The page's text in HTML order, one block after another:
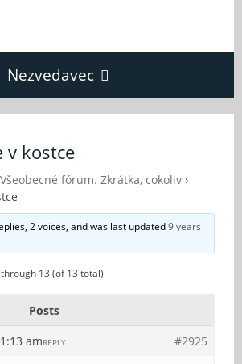
Nezvedavec
Fórum
O Nezvědavci
Kontakt
v kostce
Všeobecné fórum. Zkrátka, cokoliv ›
2 voices, and was last updated9 years
13 (of 13 total)
Posts
am
#2925
REPLY